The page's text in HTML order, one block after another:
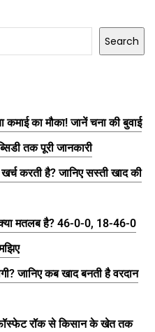
Search
का मौका! जानें चना की बुवाई
तक पूरी जानकारी
करती है? जानिए सस्ती खाद की
क्या मतलब है? 46-0-0, 18-46-0
जानिए कब खाद बनती है वरदान
फॉस्फेट रॉक से किसान के खेत तक